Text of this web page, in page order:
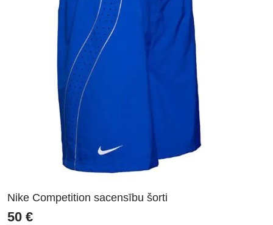
Nike Competition sacensību šorti
50 €